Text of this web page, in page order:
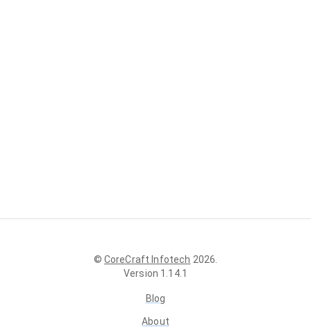
© CoreCraft Infotech 2026
Version 1.14.1
Blog
About